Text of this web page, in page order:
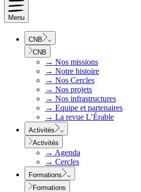
Menu
CNB
CNB
→ Nos missions
→ Notre histoire
→ Nos Cercles
→ Nos projets
→ Nos infrastructures
→ Equipe et partenaires
→ La revue L’Érable
Activités
Activités
→ Agenda
→ Cercles
Formations
Formations